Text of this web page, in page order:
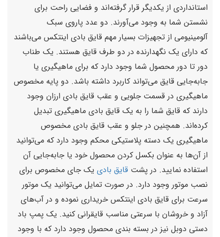
استانداردی از یکدیگر قرار گرفته‌اند و فضایی راحت برای
نشستن شما به وجود می‌آورند. دو عدد پاروی سبک
آلومینیومی از تجهیزات بسیار مهم قایق بادی اینتکس می‌باشند
که دارای یک نگهدارنده در دو طرف قایق هستند. یک طناب
دور تا دور محصول شما وجود دارد که برای ماهیگیری یا
جابه‌جایی قایق می‌تواند کاربرد داشته باشد. دو پایه مخصوص
ماهیگیری در قسمت جلویی و عقب قایق بادی ارزان وجود
دارند که قایق شما را به یک قایق بادی ماهیگیری تبدیل
کرده‌اند. همچنین در جلو و عقب قایق بادی مخصوص
ماهیگیری یک دسته پلاستیکی محکم وجود دارد که می‌توانید
از آن‌ها به عنوان بکسل کردن محصول خود یا جابه‌جایی آن
استفاده نمایید. در پشت قایق بادی یک جای مخصوص برای
نصب موتور وجود دارد. در صورت تمایل می‌توانید یک موتور
سرعت برای قایق بادی اینتکس خریداری نموده و در آب‌های
آزاد و خروشان با سرعتی مناسب قایقرانی کنید. یک پمپ باد
دستی دوبل نیز در بسته بندی محصول وجود دارد که با وجود